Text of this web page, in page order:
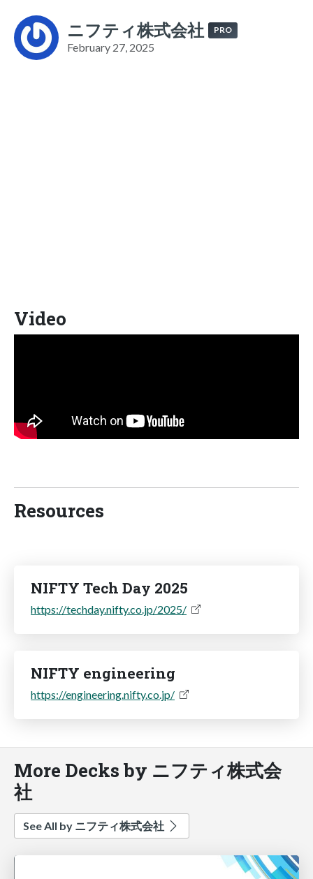
ニフティ株式会社 PRO
February 27, 2025
Video
Resources
NIFTY Tech Day 2025
https://techday.nifty.co.jp/2025/
NIFTY engineering
https://engineering.nifty.co.jp/
More Decks by ニフティ株式会
社
See All by ニフティ株式会社